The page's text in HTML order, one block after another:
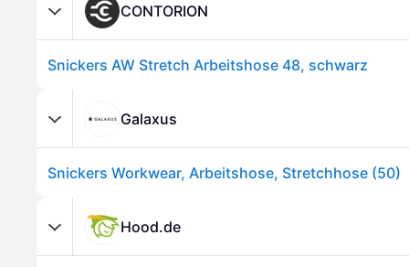
CONTORION
Snickers AW Stretch Arbeitshose 48, schwarz
Galaxus
Snickers Workwear, Arbeitshose, Stretchhose (50)
Hood.de